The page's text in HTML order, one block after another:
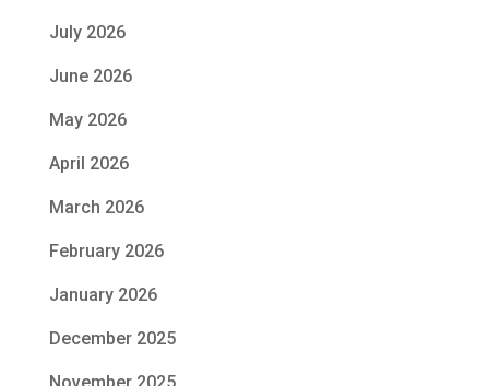
July 2026
June 2026
May 2026
April 2026
March 2026
February 2026
January 2026
December 2025
November 2025